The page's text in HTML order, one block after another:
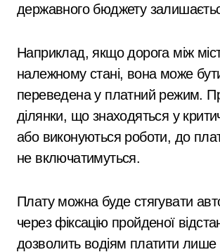
державного бюджету
Наприклад, якщо дорога між
належному стані, вона може
переведена у платний режим.
ділянки, що знаходяться у
або виконуються роботи, до
не включатимуться.
Плату можна буде стягувати
через фіксацію пройденої
дозволить водіям платити